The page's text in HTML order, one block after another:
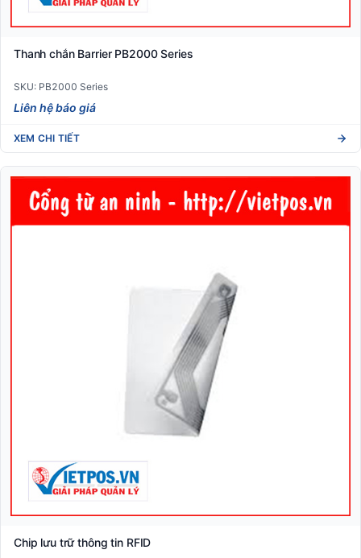
Thanh chắn Barrier PB2000 Series
SKU: PB2000 Series
Liên hệ báo giá
XEM CHI TIẾT
Chip lưu trữ thông tin RFID